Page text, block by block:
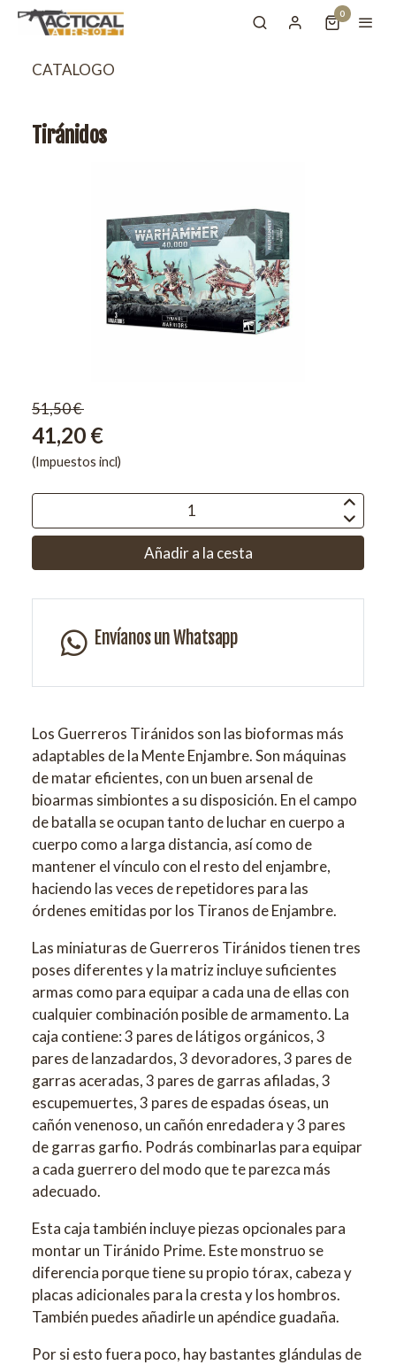
0
CATALOGO
Tiránidos
51,50 €
41,20 €
(Impuestos incl)
Añadir a la cesta
Envíanos un Whatsapp
Los Guerreros Tiránidos son las bioformas más
adaptables de la Mente Enjambre. Son máquinas
de matar eficientes, con un buen arsenal de
bioarmas simbiontes a su disposición. En el campo
de batalla se ocupan tanto de luchar en cuerpo a
cuerpo como a larga distancia, así como de
mantener el vínculo con el resto del enjambre,
haciendo las veces de repetidores para las
órdenes emitidas por los Tiranos de Enjambre.
Las miniaturas de Guerreros Tiránidos tienen tres
poses diferentes y la matriz incluye suficientes
armas como para equipar a cada una de ellas con
cualquier combinación posible de armamento. La
caja contiene: 3 pares de látigos orgánicos, 3
pares de lanzadardos, 3 devoradores, 3 pares de
garras aceradas, 3 pares de garras afiladas, 3
escupemuertes, 3 pares de espadas óseas, un
cañón venenoso, un cañón enredadera y 3 pares
de garras garfio. Podrás combinarlas para equipar
a cada guerrero del modo que te parezca más
adecuado.
Esta caja también incluye piezas opcionales para
montar un Tiránido Prime. Este monstruo se
diferencia porque tiene su propio tórax, cabeza y
placas adicionales para la cresta y los hombros.
También puedes añadirle un apéndice guadaña.
Por si esto fuera poco, hay bastantes glándulas de